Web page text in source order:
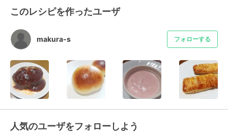
このレシピを作ったユーザ
makura-s フォローする
人気のユーザをフォローしよう